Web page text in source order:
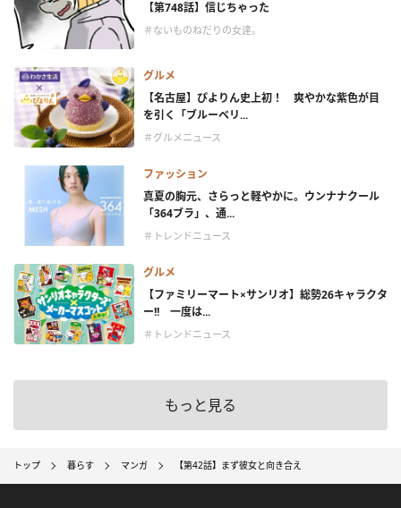
【第748話】信じちゃった
＃ないものねだりの女達。
グルメ
【名古屋】ぴよりん史上初！ 爽やかな紫色が目
を引く「ブルーベリ...
＃グルメニュース
ファッション
真夏の胸元、さらっと軽やかに。ウンナナクール
「364ブラ」、通...
＃トレンドニュース
グルメ
【ファミリーマート×サンリオ】総勢26キャラクタ
ー!! 一度は...
＃トレンドニュース
もっと見る
トップ 暮らす マンガ 【第42話】まず彼女と向き合え